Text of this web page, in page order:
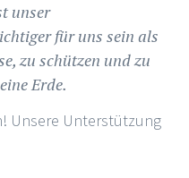
unser
für uns sein als
zu schützen und zu
Erde.
Unsere Unterstützung